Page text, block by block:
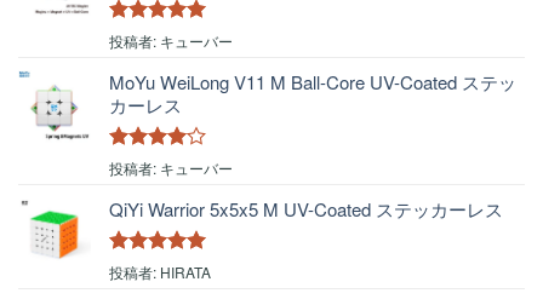
5段階中 5 の
投稿者: キューバー
MoYu WeiLong V11 M Ball-Core UV-Coated ステッ
カーレス
5段階中 4
投稿者: キューバー
QiYi Warrior 5x5x5 M UV-Coated ステッカーレス
5段階中5の
投稿者: HIRATA